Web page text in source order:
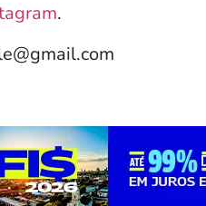
.